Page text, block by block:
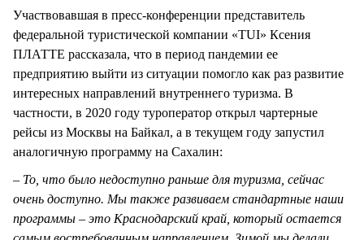
Участвовавшая в пресс-конференции представитель
федеральной туристической компании «TUI» Ксения
ПЛАТТЕ рассказала, что в период пандемии ее
предприятию выйти из ситуации помогло как раз развитие
интересных направлений внутреннего туризма. В
частности, в 2020 году туроператор открыл чартерные
рейсы из Москвы на Байкал, а в текущем году запустил
аналогичную программу на Сахалин:
– То, что было недоступно раньше для туризма, сейчас
очень доступно. Мы также развиваем стандартные наши
программы – это Краснодарский край, который остается